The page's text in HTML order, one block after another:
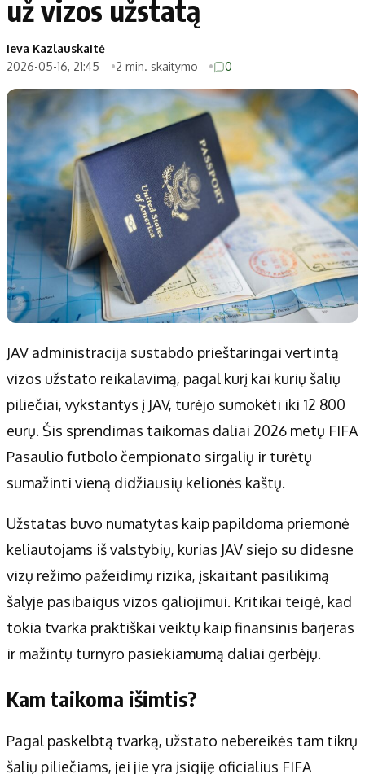
už vizos užstatą
Ieva Kazlauskaitė
2026-05-16, 21:45
2 min. skaitymo 0
JAV administracija sustabdo prieštaringai vertintą
vizos užstato reikalavimą, pagal kurį kai kurių šalių
piliečiai, vykstantys į JAV, turėjo sumokėti iki 12 800
eurų. Šis sprendimas taikomas daliai 2026 metų FIFA
Pasaulio futbolo čempionato sirgalių ir turėtų
sumažinti vieną didžiausių kelionės kaštų.
Užstatas buvo numatytas kaip papildoma priemonė
keliautojams iš valstybių, kurias JAV siejo su didesne
vizų režimo pažeidimų rizika, įskaitant pasilikimą
šalyje pasibaigus vizos galiojimui. Kritikai teigė, kad
tokia tvarka praktiškai veiktų kaip finansinis barjeras
ir mažintų turnyro pasiekiamumą daliai gerbėjų.
Kam taikoma išimtis?
Pagal paskelbtą tvarką, užstato nebereikės tam tikrų
šalių piliečiams, jei jie yra įsigiję oficialius FIFA